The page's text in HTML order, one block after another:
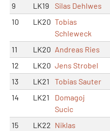
9 LK19 Silas Dehlwes
10
LK20 Tobias
Schleweck
11 LK20 Andreas Ries
12
LK20 Jens Strobel
13
LK21 Tobias Sauter
14
LK21
Domagoj
Sucic
15 LK22 Niklas